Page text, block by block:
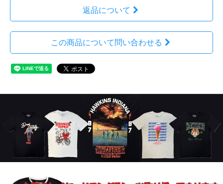
返品について
この商品について問い合わせる